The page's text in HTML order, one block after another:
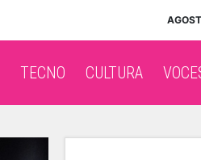
TECNO CULTURA